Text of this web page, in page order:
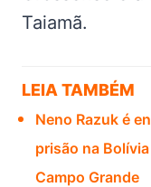
Taiamã.
LEIA TAMBÉM
Neno Razuk é
prisão na
Campo Grande